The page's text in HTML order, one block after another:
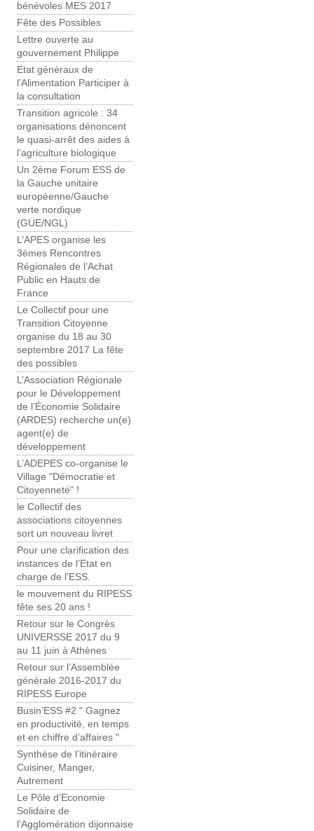
bénévoles MES 2017
Fête des Possibles
Lettre ouverte au
gouvernement Philippe
Etat généraux de
l’Alimentation Participer à
la consultation
Transition agricole : 34
organisations dénoncent
le quasi-arrêt des aides à
l’agriculture biologique
Un 2ème Forum ESS de
la Gauche unitaire
européenne/Gauche
verte nordique
(GUE/NGL)
L’APES organise les
3èmes Rencontres
Régionales de l’Achat
Public en Hauts de
France
Le Collectif pour une
Transition Citoyenne
organise du 18 au 30
septembre 2017 La fête
des possibles
L’Association Régionale
pour le Développement
de l’Économie Solidaire
(ARDES) recherche un(e)
agent(e) de
développement
L’ADEPES co-organise le
Village "Démocratie et
Citoyenneté" !
le Collectif des
associations citoyennes
sort un nouveau livret
Pour une clarification des
instances de l’Etat en
charge de l’ESS.
le mouvement du RIPESS
fête ses 20 ans !
Retour sur le Congrès
UNIVERSSE 2017 du 9
au 11 juin à Athènes
Retour sur l’Assemblée
générale 2016-2017 du
RIPESS Europe
Busin’ESS #2 " Gagnez
en productivité, en temps
et en chiffre d’affaires "
Synthèse de l’itinéraire
Cuisiner, Manger,
Autrement
Le Pôle d’Economie
Solidaire de
l’Agglomération dijonnaise